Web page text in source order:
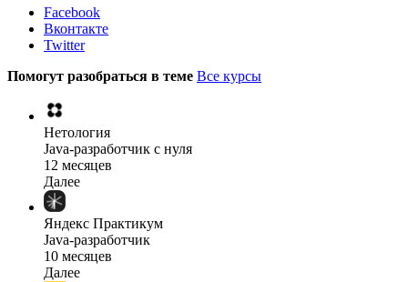
Facebook
Вконтакте
Twitter
Помогут разобраться в теме Все курсы
Нетология
Java-разработчик с нуля
12 месяцев
Далее
Яндекс Практикум
Java-разработчик
10 месяцев
Далее